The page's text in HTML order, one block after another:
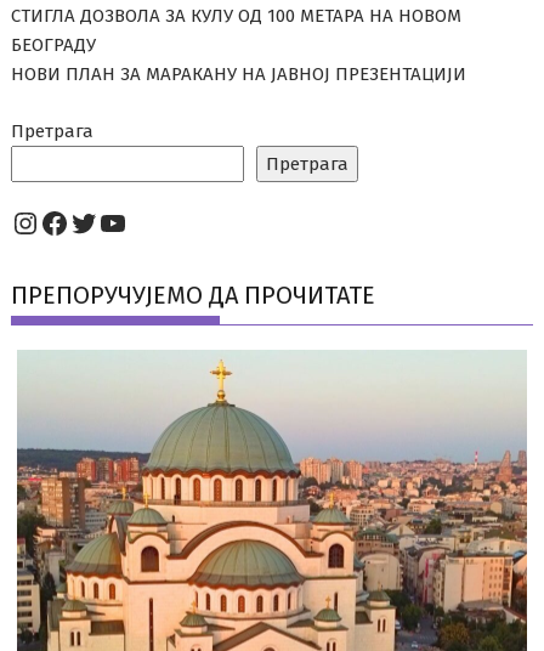
СТИГЛА ДОЗВОЛА ЗА КУЛУ ОД 100 МЕТАРА НА НОВОМ
БЕОГРАДУ
НОВИ ПЛАН ЗА МАРАКАНУ НА ЈАВНОЈ ПРЕЗЕНТАЦИЈИ
Претрага
Претрага
Instagram
Facebook
Twitter
YouTube
ПРЕПОРУЧУЈЕМО ДА ПРОЧИТАТЕ